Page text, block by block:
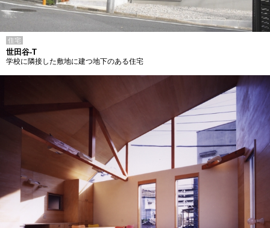
住宅
世田谷-T
学校に隣接した敷地に建つ地下のある住宅